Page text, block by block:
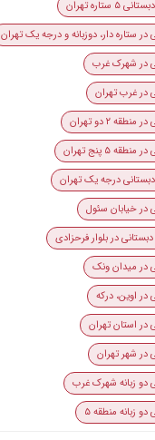
تهران
ستاره دار، دوزبانه و درجه یک تهران
در شهرک غرب
در غرب تهران
۲ دو تهران
۵ پنج تهران
درجه یک تهران
در خیابان سئول
در بلوار فرحزادی
در میدان ونک
اوین، درکه
استان تهران
شهر تهران
دو زبانه شهرک غرب
زبانه منطقه ۵